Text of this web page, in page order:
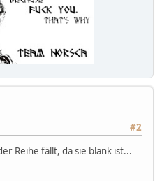
#2
Reihe fällt, da sie blank ist...